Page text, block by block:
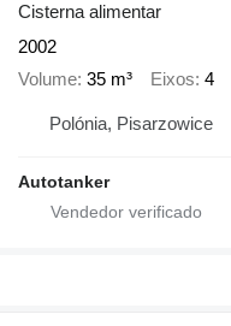
Cisterna alimentar
2002
Volume 35 m³ Eixos 4
Polónia, Pisarzowice
Autotanker